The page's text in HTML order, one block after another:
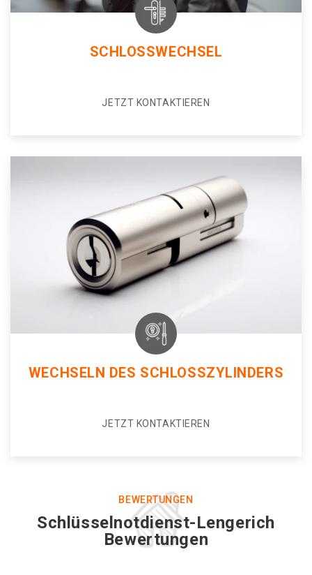
SCHLOSSWECHSEL
JETZT KONTAKTIEREN
WECHSELN DES SCHLOSSZYLINDERS
JETZT KONTAKTIEREN
BEWERTUNGEN
Schlüsselnotdienst-Lengerich
Bewertungen